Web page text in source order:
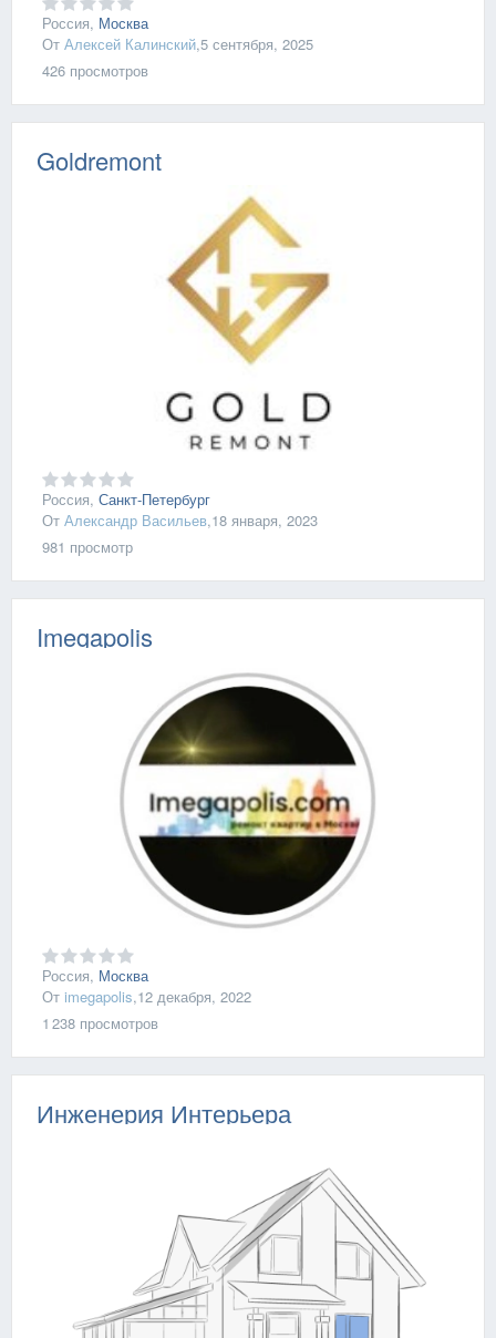
Россия, Москва
От Алексей Калинский,5 сентября, 2025
426 просмотров
Goldremont
Россия, Санкт-Петербург
От Александр Васильев,18 января, 2023
981 просмотр
Imegapolis
Россия, Москва
От imegapolis,12 декабря, 2022
1 238 просмотров
Инженерия Интерьера